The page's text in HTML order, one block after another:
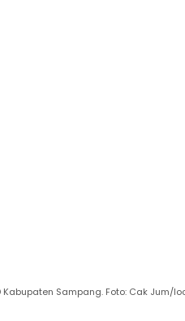
Kabupaten Sampang. Foto: Cak Jum/